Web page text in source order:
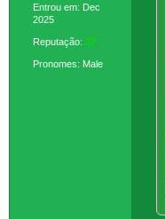
Entrou em: Dec
2025
Reputação: 37
Pronomes: Male